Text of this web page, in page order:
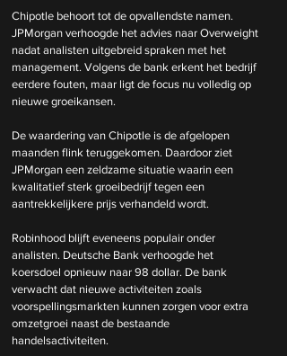
Chipotle behoort tot de opvallendste namen.
JPMorgan verhoogde het advies naar Overweight
nadat analisten uitgebreid spraken met het
management. Volgens de bank erkent het bedrijf
eerdere fouten, maar ligt de focus nu volledig op
nieuwe groeikansen.
De waardering van Chipotle is de afgelopen
maanden flink teruggekomen. Daardoor ziet
JPMorgan een zeldzame situatie waarin een
kwalitatief sterk groeibedrijf tegen een
aantrekkelijkere prijs verhandeld wordt.
Robinhood blijft eveneens populair onder
analisten. Deutsche Bank verhoogde het
koersdoel opnieuw naar 98 dollar. De bank
verwacht dat nieuwe activiteiten zoals
voorspellingsmarkten kunnen zorgen voor extra
omzetgroei naast de bestaande
handelsactiviteiten.